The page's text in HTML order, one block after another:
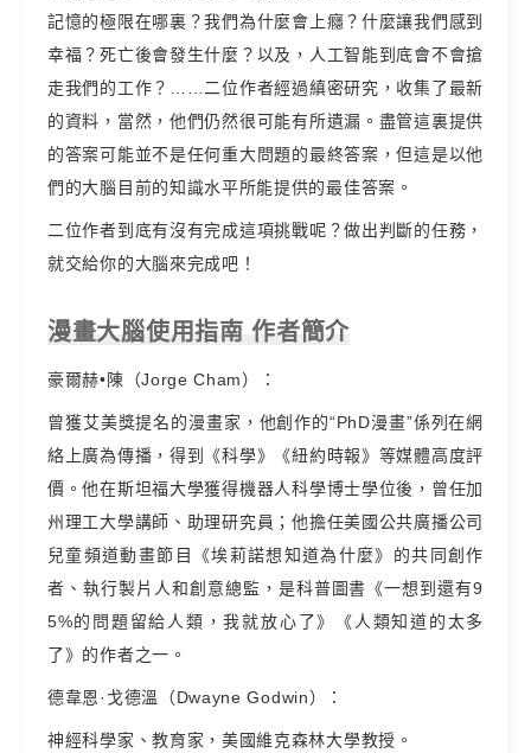
記憶的極限在哪裏？我們為什麼會上癮？什麼讓我們感到
幸福？死亡後會發生什麼？以及，人工智能到底會不會搶
走我們的工作？……二位作者經過縝密研究，收集了最新
的資料，當然，他們仍然很可能有所遺漏。盡管這裏提供
的答案可能並不是任何重大問題的最終答案，但這是以他
們的大腦目前的知識水平所能提供的最佳答案。
二位作者到底有沒有完成這項挑戰呢？做出判斷的任務，
就交給你的大腦來完成吧！
漫畫大腦使用指南 作者簡介
豪爾赫•陳（Jorge Cham）：
曾獲艾美獎提名的漫畫家，他創作的“PhD漫畫”係列在網
絡上廣為傳播，得到《科學》《紐約時報》等媒體高度評
價。他在斯坦福大學獲得機器人科學博士學位後，曾任加
州理工大學講師、助理研究員；他擔任美國公共廣播公司
兒童頻道動畫節目《埃莉諾想知道為什麼》的共同創作
者、執行製片人和創意總監，是科普圖書《一想到還有9
5%的問題留給人類，我就放心了》《人類知道的太多
了》的作者之一。
德韋恩·戈德溫（Dwayne Godwin）：
神經科學家、教育家，美國維克森林大學教授。